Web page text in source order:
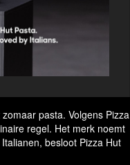
pasta. Volgens Pizza
regel. Het merk noemt
besloot Pizza Hut